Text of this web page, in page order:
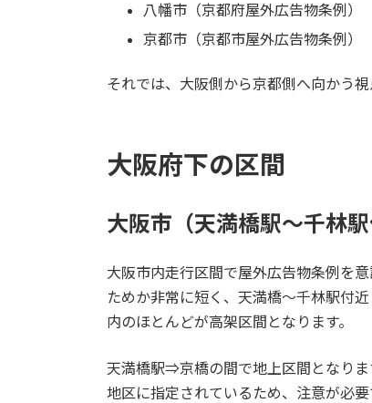
八幡市（京都府屋外広告物条例）
京都市（京都市屋外広告物条例）
それでは、大阪側から京都側へ向かう
大阪府下の区間
大阪市（天満橋駅～千林駅
大阪市内走行区間で屋外広告物条例を
ためか非常に短く、天満橋～千林駅付
内のほとんどが高架区間となります。
天満橋駅⇒京橋の間で地上区間となり
地区に指定されているため、注意が必要